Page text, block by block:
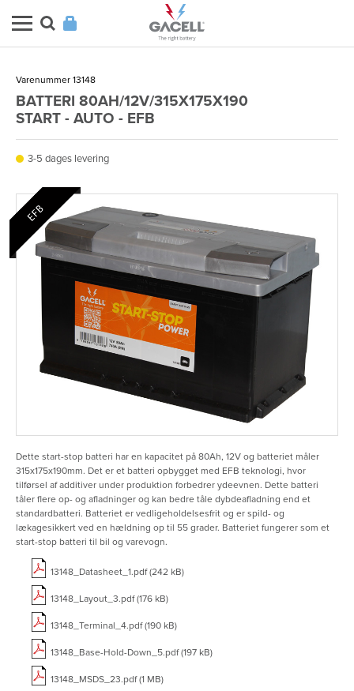
Varenummer 13148
BATTERI 80AH/12V/315X175X190
START - AUTO - EFB
3-5 dages levering
Dette start-stop batteri har en kapacitet på 80Ah, 12V og batteriet måler
315x175x190mm. Det er et batteri opbygget med EFB teknologi, hvor
tilførsel af additiver under produktion forbedrer ydeevnen. Dette batteri
tåler flere op- og afladninger og kan bedre tåle dybdeafladning end et
standardbatteri. Batteriet er vedligeholdelsesfrit og er spild- og
lækagesikkert ved en hældning op til 55 grader. Batteriet fungerer som et
start-stop batteri til bil og varevogn.
13148_Datasheet_1.pdf (242 kB)
13148_Layout_3.pdf (176 kB)
13148_Terminal_4.pdf (190 kB)
13148_Base-Hold-Down_5.pdf (197 kB)
13148_MSDS_23.pdf (1 MB)